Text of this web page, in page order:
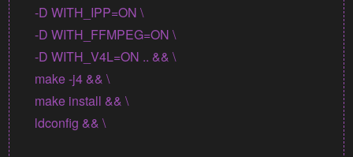
    -D WITH_IPP=ON \
    -D WITH_FFMPEG=ON \
    -D WITH_V4L=ON .. && \
    make -j4 && \
    make install && \
    ldconfig && \